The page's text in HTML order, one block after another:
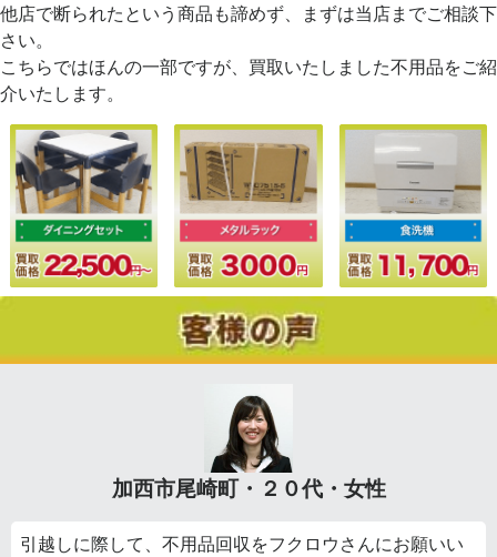
他店で断られたという商品も諦めず、まずは当店までご相談下
さい。
こちらではほんの一部ですが、買取いたしました不用品をご紹
介いたします。
加西市尾崎町・２０代・女性
引越しに際して、不用品回収をフクロウさんにお願いい